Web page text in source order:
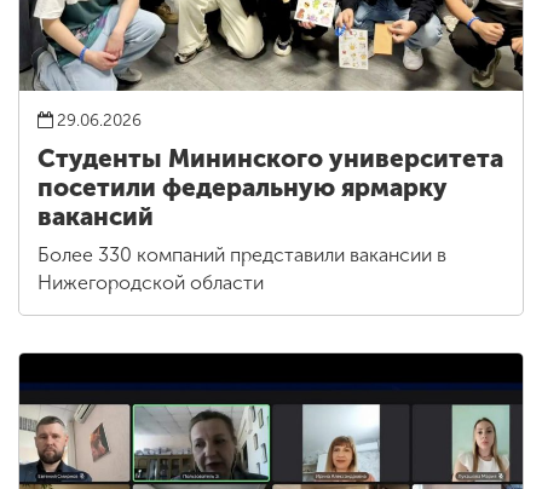
29.06.2026
Студенты Мининского университета
посетили федеральную ярмарку
вакансий
Более 330 компаний представили вакансии в
Нижегородской области